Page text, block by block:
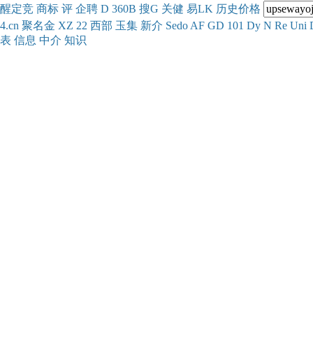
醒定竞 商标 评 企聘 D 360B 搜G 关健 易LK 历史价格
4.cn 聚名金 XZ 22 西部 玉集 新介 Sedo AF GD 101 Dy N Re Uni
表 信息 中介 知识